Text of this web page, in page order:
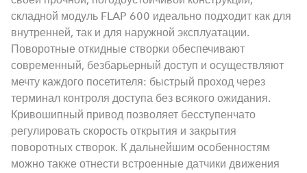
складной модуль FLAP 600 идеально подходит как для
внутренней, так и для наружной эксплуатации.
Поворотные откидные створки обеспечивают
современный, безбарьерный доступ и осуществляют
мечту каждого посетителя: быстрый проход через
терминал контроля доступа без всякого ожидания.
Кривошипный привод позволяет бесступенчато
регулировать скорость открытия и закрытия
поворотных створок. К дальнейшим особенностям
можно также отнести встроенные датчики движения